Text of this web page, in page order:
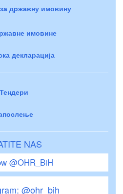
државну имовину
имовине
декларација
Тендери
NAS
@OHR_BiH
@ohr_bih